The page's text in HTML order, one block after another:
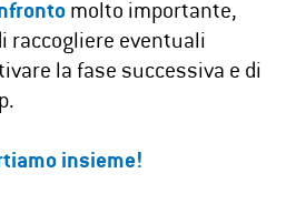
molto importante,
raccogliere eventuali
la fase successiva e di
insieme!